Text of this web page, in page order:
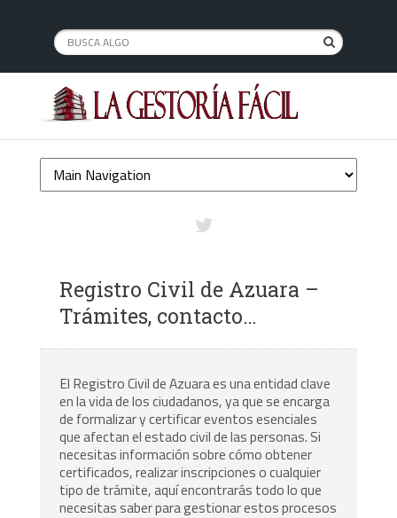
Registro Civil de Azuara –
Trámites, contacto…
El Registro Civil de Azuara es una entidad clave
en la vida de los ciudadanos, ya que se encarga
de formalizar y certificar eventos esenciales
que afectan el estado civil de las personas. Si
necesitas información sobre cómo obtener
certificados, realizar inscripciones o cualquier
tipo de trámite, aquí encontrarás todo lo que
necesitas saber para gestionar estos procesos